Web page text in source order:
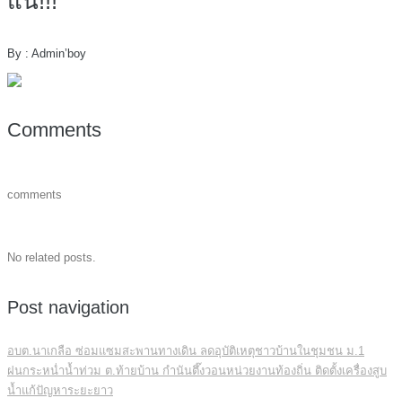
By : Admin’boy
Comments
comments
No related posts.
Post navigation
อบต.นาเกลือ ซ่อมแซมสะพานทางเดิน ลดอุบัติเหตุชาวบ้านในชุมชน ม.1
ฝนกระหน่ำน้ำท่วม ต.ท้ายบ้าน กำนันตึ๊งวอนหน่วยงานท้องถิ่น ติดตั้งเครื่องสูบ
น้ำแก้ปัญหาระยะยาว